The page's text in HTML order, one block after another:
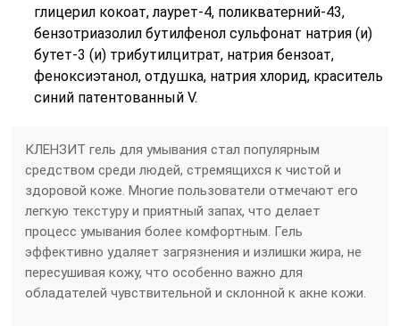
глицерил кокоат, лаурет-4, поликватерний-43,
бензотриазолил бутилфенол сульфонат натрия (и)
бутет-3 (и) трибутилцитрат, натрия бензоат,
феноксиэтанол, отдушка, натрия хлорид, краситель
синий патентованный V.
КЛЕНЗИТ гель для умывания стал популярным
средством среди людей, стремящихся к чистой и
здоровой коже. Многие пользователи отмечают его
легкую текстуру и приятный запах, что делает
процесс умывания более комфортным. Гель
эффективно удаляет загрязнения и излишки жира, не
пересушивая кожу, что особенно важно для
обладателей чувствительной и склонной к акне кожи.